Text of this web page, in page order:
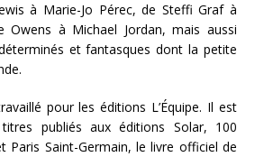
à Marie-Jo Pérec, de Steffi Graf à
Owens à Michael Jordan, mais aussi
et fantasques dont la petite
pour les éditions L’Équipe. Il est
titres publiés aux éditions Solar, 100
Paris Saint-Germain, le livre officiel de